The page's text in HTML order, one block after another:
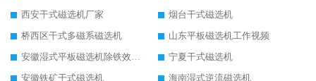
西安干式磁选机厂家
烟台干式磁选机
桥西区干式多磁系磁选机
山东平板磁选机工作视频
安徽湿式平板磁选机除铁效果怎么样
宁夏干式磁选机
安徽铁矿干式磁选机
海南湿式逆流磁选机